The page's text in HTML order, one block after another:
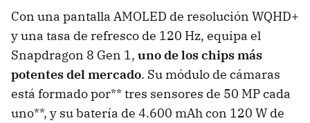
Con una pantalla AMOLED de resolución WQHD+
y una tasa de refresco de 120 Hz, equipa el
Snapdragon 8 Gen 1, uno de los chips más
potentes del mercado. Su módulo de cámaras
está formado por** tres sensores de 50 MP cada
uno**, y su batería de 4.600 mAh con 120 W de